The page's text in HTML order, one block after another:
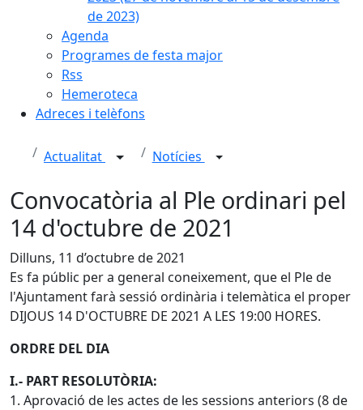
de 2023)
Agenda
Programes de festa major
Rss
Hemeroteca
Adreces i telèfons
Actualitat Notícies
Convocatòria al Ple ordinari pel
14 d'octubre de 2021
Dilluns, 11 d’octubre de 2021
Es fa públic per a general coneixement, que el Ple de
l'Ajuntament farà sessió ordinària i telemàtica el proper
DIJOUS 14 D'OCTUBRE DE 2021 A LES 19:00 HORES.
ORDRE DEL DIA
I.- PART RESOLUTÒRIA:
1. Aprovació de les actes de les sessions anteriors (8 de